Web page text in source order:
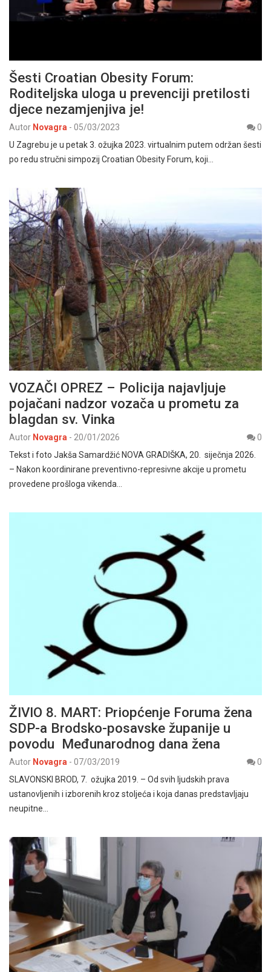
Šesti Croatian Obesity Forum:
Roditeljska uloga u prevenciji pretilosti
djece nezamjenjiva je!
Autor Novagra - 05/03/2023
0
U Zagrebu je u petak 3. ožujka 2023. virtualnim putem održan šesti
po redu stručni simpozij Croatian Obesity Forum, koji…
VOZAČI OPREZ – Policija najavljuje
pojačani nadzor vozača u prometu za
blagdan sv. Vinka
Autor Novagra - 20/01/2026
0
Tekst i foto Jakša Samardžić NOVA GRADIŠKA, 20. siječnja 2026.
– Nakon koordinirane preventivno-represivne akcije u prometu
provedene prošloga vikenda…
ŽIVIO 8. MART: Priopćenje Foruma žena
SDP-a Brodsko-posavske županije u
povodu Međunarodnog dana žena
Autor Novagra - 07/03/2019
0
SLAVONSKI BROD, 7. ožujka 2019. – Od svih ljudskih prava
ustanovljenih i izborenih kroz stoljeća i koja danas predstavljaju
neupitne…